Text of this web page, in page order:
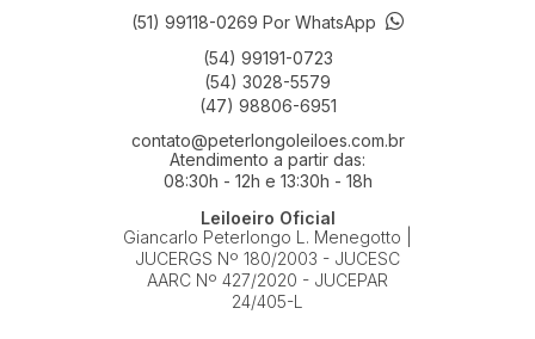
(51) 99118-0269 Por WhatsApp
(54) 99191-0723
(54) 3028-5579
(47) 98806-6951
contato@peterlongoleiloes.com.br
Atendimento a partir das:
08:30h - 12h e 13:30h - 18h
Leiloeiro Oficial
Giancarlo Peterlongo L. Menegotto |
JUCERGS Nº 180/2003 - JUCESC
AARC Nº 427/2020 - JUCEPAR
24/405-L